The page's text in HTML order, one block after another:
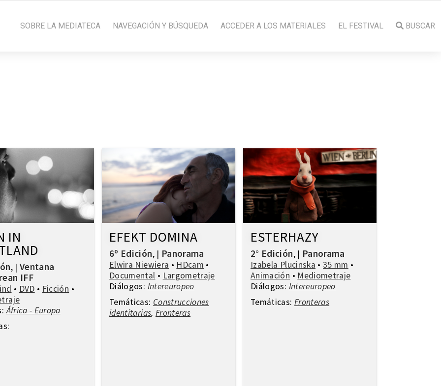
SOBRE LA MEDIATECA NAVEGACIÓN Y BÚSQUEDA ACCEDER A LOS MATERIALES EL FESTIVAL BUSCAR
IN
, | Ventana
IFF
• DVD • Ficción •
África - Europa
EFEKT DOMINA
6º Edición, | Panorama
Elwira Niewiera • HDcam •
Documental • Largometraje
Diálogos: Intereuropeo
Temáticas: Construcciones
identitarias, Fronteras
ESTERHAZY
2° Edición, | Panorama
Izabela Plucinska •35 mm •
Animación • Mediometraje
Diálogos: Intereuropeo
Temáticas: Fronteras